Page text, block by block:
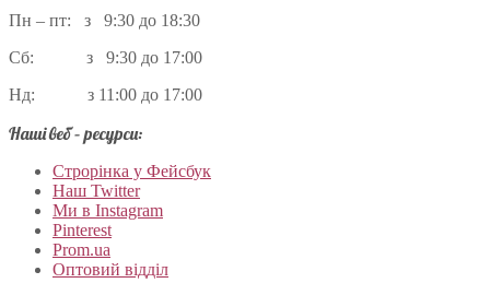
Пн – пт: з 9:30 до 18:30
Сб: з 9:30 до 17:00
Нд: з 11:00 до 17:00
Наші веб – ресурси:
Строрінка у Фейсбук
Наш Twitter
Ми в Instagram
Pinterest
Prom.ua
Оптовий відділ